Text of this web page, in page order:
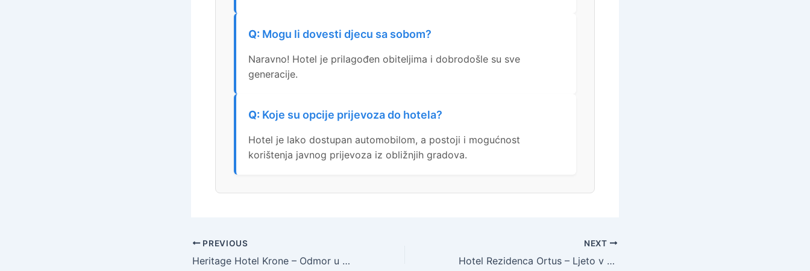
Mogu li dovesti djecu sa sobom?
Naravno! Hotel je prilagođen obiteljima i dobrodošle su sve
generacije.
Koje su opcije prijevoza do hotela?
Hotel je lako dostupan automobilom, a postoji i mogućnost
korištenja javnog prijevoza iz obližnjih gradova.
PREVIOUS
Heritage Hotel Krone – Odmor u Sarajevu, Ilidža, Sarajevo, Bosna i Hercegovina – 88 EUR – 1x noćenje u Standard deluxe sobi za 2 osobe, Doručak – Akcija
NEXT
Hotel Rezidenca Ortus – Ljeto v dvoje s električnim biciklima duž slovenske obale, Ankaran, Slovenija – 624 EUR – 3x noćenje u dvokrevetnoj sobi za 2 osobe, Polupansion – Akcija